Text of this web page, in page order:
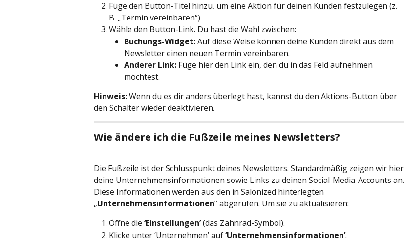
Füge den Button-Titel hinzu, um eine Aktion für deinen Kunden festzulegen (z.
B. „Termin vereinbaren“).
Wähle den Button-Link. Du hast die Wahl zwischen:
Buchungs-Widget: Auf diese Weise können deine Kunden direkt aus dem
Newsletter einen neuen Termin vereinbaren.
Anderer Link: Füge hier den Link ein, den du in das Feld aufnehmen
möchtest.
Hinweis: Wenn du es dir anders überlegt hast, kannst du den Aktions-Button über
den Schalter wieder deaktivieren.
Wie ändere ich die Fußzeile meines Newsletters?
Die Fußzeile ist der Schlusspunkt deines Newsletters. Standardmäßig zeigen wir hier
deine Unternehmensinformationen sowie Links zu deinen Social-Media-Accounts an.
Diese Informationen werden aus den in Salonized hinterlegten
„Unternehmensinformationen“ abgerufen. Um sie zu aktualisieren:
Öffne die ‘Einstellungen’ (das Zahnrad-Symbol).
Klicke unter ‘Unternehmen’ auf ‘Unternehmensinformationen’.